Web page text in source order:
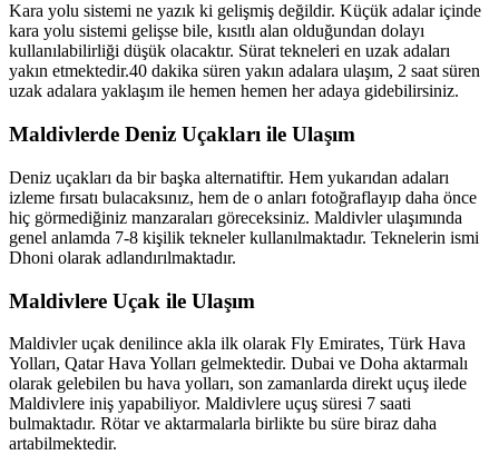
Kara yolu sistemi ne yazık ki gelişmiş değildir. Küçük adalar içinde
kara yolu sistemi gelişse bile, kısıtlı alan olduğundan dolayı
kullanılabilirliği düşük olacaktır. Sürat tekneleri en uzak adaları
yakın etmektedir.40 dakika süren yakın adalara ulaşım, 2 saat süren
uzak adalara yaklaşım ile hemen hemen her adaya gidebilirsiniz.
Maldivlerde Deniz Uçakları ile Ulaşım
Deniz uçakları da bir başka alternatiftir. Hem yukarıdan adaları
izleme fırsatı bulacaksınız, hem de o anları fotoğraflayıp daha önce
hiç görmediğiniz manzaraları göreceksiniz. Maldivler ulaşımında
genel anlamda 7-8 kişilik tekneler kullanılmaktadır. Teknelerin ismi
Dhoni olarak adlandırılmaktadır.
Maldivlere Uçak ile Ulaşım
Maldivler uçak denilince akla ilk olarak Fly Emirates, Türk Hava
Yolları, Qatar Hava Yolları gelmektedir. Dubai ve Doha aktarmalı
olarak gelebilen bu hava yolları, son zamanlarda direkt uçuş ilede
Maldivlere iniş yapabiliyor. Maldivlere uçuş süresi 7 saati
bulmaktadır. Rötar ve aktarmalarla birlikte bu süre biraz daha
artabilmektedir.